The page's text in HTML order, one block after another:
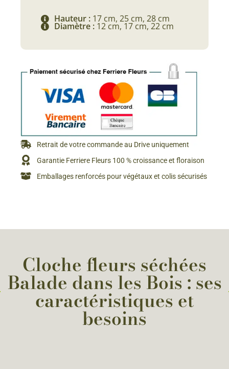
Hauteur : 17 cm, 25 cm, 28 cm
Diamètre : 12 cm, 17 cm, 22 cm
Retrait de votre commande au Drive uniquement
Garantie Ferriere Fleurs 100 % croissance et floraison
Emballages renforcés pour végétaux et colis sécurisés
Cloche fleurs séchées
Balade dans les Bois : ses
caractéristiques et
besoins